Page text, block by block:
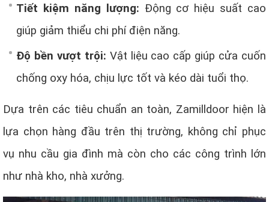
Tiết kiệm năng lượng: Động cơ hiệu suất cao
giúp giảm thiểu chi phí điện năng.
Độ bền vượt trội: Vật liệu cao cấp giúp cửa cuốn
chống oxy hóa, chịu lực tốt và kéo dài tuổi thọ.
Dựa trên các tiêu chuẩn an toàn, Zamilldoor hiện là
lựa chọn hàng đầu trên thị trường, không chỉ phục
vụ nhu cầu gia đình mà còn cho các công trình lớn
như nhà kho, nhà xưởng.